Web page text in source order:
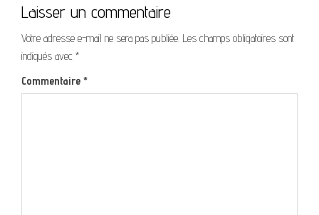
Laisser un commentaire
Votre adresse e-mail ne sera pas publiée. Les champs obligatoires sont
indiqués avec *
Commentaire *